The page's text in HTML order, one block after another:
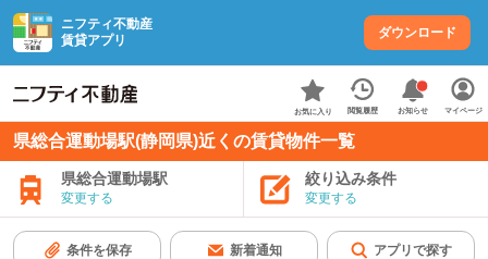
ニフティ不動産
賃貸アプリ
ダウンロード
お気に入り 閲覧履歴 お知らせ マイページ
県総合運動場駅(静岡県)近くの賃貸物件一覧
県総合運動場駅
変更する
絞り込み条件
変更する
条件を保存 新着通知 アプリで探す